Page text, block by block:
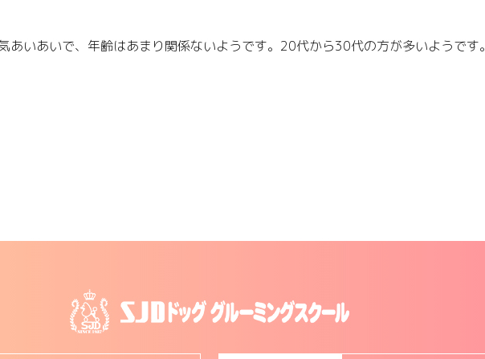
いあいで、年齢はあまり関係ないようです。20代から30代の方が多いようです。